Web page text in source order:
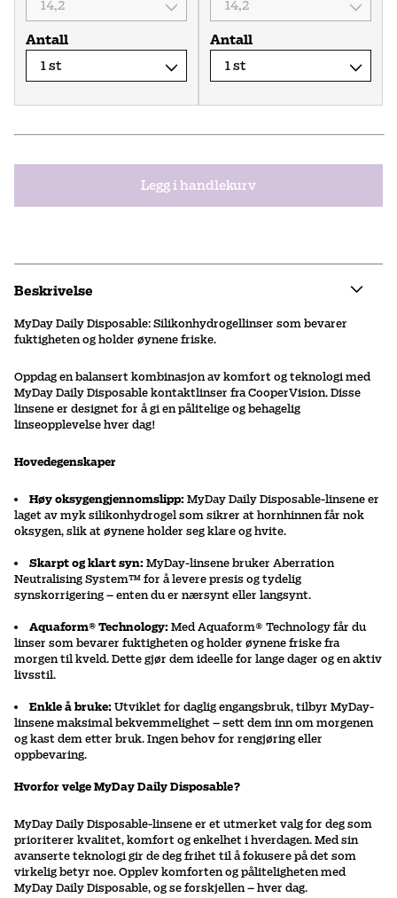
Antall Antall
Legg i handlekurv
Beskrivelse
MyDay Daily Disposable: Silikonhydrogellinser som bevarer
fuktigheten og holder øynene friske.
Oppdag en balansert kombinasjon av komfort og teknologi med
MyDay Daily Disposable kontaktlinser fra CooperVision. Disse
linsene er designet for å gi en pålitelige og behagelig
linseopplevelse hver dag!
Hovedegenskaper
Høy oksygengjennomslipp: MyDay Daily Disposable-linsene er
laget av myk silikonhydrogel som sikrer at hornhinnen får nok
oksygen, slik at øynene holder seg klare og hvite.
Skarpt og klart syn: MyDay-linsene bruker Aberration
Neutralising System™ for å levere presis og tydelig
synskorrigering – enten du er nærsynt eller langsynt.
Aquaform® Technology: Med Aquaform® Technology får du
linser som bevarer fuktigheten og holder øynene friske fra
morgen til kveld. Dette gjør dem ideelle for lange dager og en aktiv
livsstil.
Enkle å bruke: Utviklet for daglig engangsbruk, tilbyr MyDay-
linsene maksimal bekvemmelighet – sett dem inn om morgenen
og kast dem etter bruk. Ingen behov for rengjøring eller
oppbevaring.
Hvorfor velge MyDay Daily Disposable?
MyDay Daily Disposable-linsene er et utmerket valg for deg som
prioriterer kvalitet, komfort og enkelhet i hverdagen. Med sin
avanserte teknologi gir de deg frihet til å fokusere på det som
virkelig betyr noe. Opplev komforten og påliteligheten med
MyDay Daily Disposable, og se forskjellen – hver dag.